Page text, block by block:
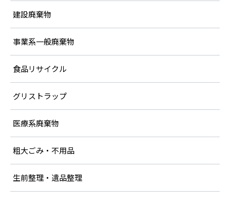
建設廃棄物
事業系一般廃棄物
食品リサイクル
グリストラップ
医療系廃棄物
粗大ごみ・不用品
生前整理・遺品整理